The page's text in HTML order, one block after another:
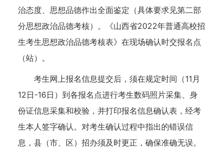
治态度、思想品德作出全面鉴定（具体要求见第二部
分思想政治品德考核）。《山西省2022年普通高校招
生考生思想政治品德考核表》在现场确认时交报名点
（站）。
考生网上报名信息提交后，须在规定时间（11月
12日-16日）到各报名点进行考生数码照片采集、身
份证信息采集和校验，并打印报名信息确认表，经考
生本人签字确认。对考生确认过程中指出的错误信
息，县（市、区）招办须及时更正，确保准确无误。